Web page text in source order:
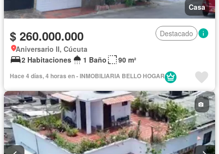
Casa
$ 260.000.000
Destacado
Aniversario II, Cúcuta
2 Habitaciones
1 Baño 90 m²
Hace 4 días, 4 horas en - INMOBILIARIA BELLO HOGAR